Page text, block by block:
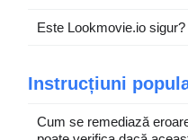
Este Lookmovie.io sigur?
Instrucțiuni
Cum se remediază